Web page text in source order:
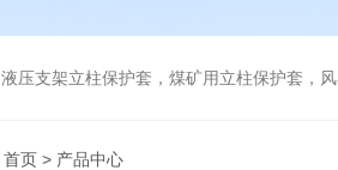
液压支架立柱保护套，煤矿用立柱保护套，
首页 > 产品中心